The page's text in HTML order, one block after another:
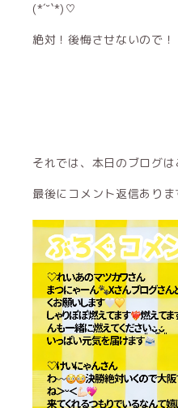
(*´˘`*)♡
絶対！後悔させないので！
それでは、本日のブログは
最後にコメント返信ありま